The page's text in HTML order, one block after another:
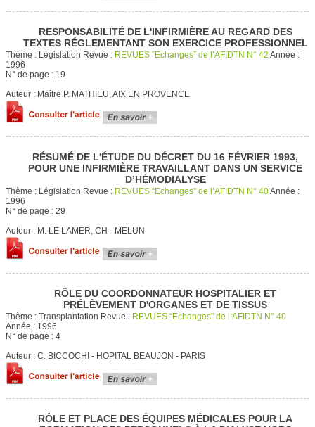
RESPONSABILITÉ DE L'INFIRMIÈRE AU REGARD DES
TEXTES RÉGLEMENTANT SON EXERCICE PROFESSIONNEL
Thème : Législation Revue : REVUES “Echanges” de l’AFIDTN N° 42 Année :
1996
N° de page : 19
Auteur : Maître P. MATHIEU, AIX EN PROVENCE
RÉSUMÉ DE L'ÉTUDE DU DÉCRET DU 16 FÉVRIER 1993,
POUR UNE INFIRMIÈRE TRAVAILLANT DANS UN SERVICE
D’HÉMODIALYSE
Thème : Législation Revue : REVUES “Echanges” de l’AFIDTN N° 40Année :
1996
N° de page : 29
Auteur : M. LE LAMER, CH - MELUN
RÔLE DU COORDONNATEUR HOSPITALIER ET
PRÉLÈVEMENT D'ORGANES ET DE TISSUS
Thème : Transplantation Revue : REVUES “Echanges” de l’AFIDTN N° 40
Année : 1996
N° de page : 4
Auteur : C. BICCOCHI - HOPITAL BEAUJON - PARIS
RÔLE ET PLACE DES ÉQUIPES MÉDICALES POUR LA